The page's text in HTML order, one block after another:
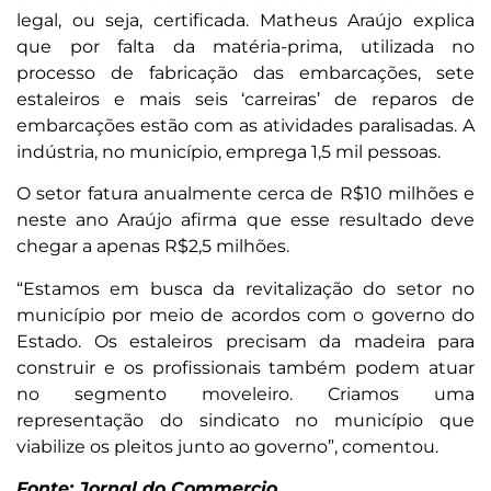
legal, ou seja, certificada. Matheus Araújo explica
que por falta da matéria-prima, utilizada no
processo de fabricação das embarcações, sete
estaleiros e mais seis ‘carreiras’ de reparos de
embarcações estão com as atividades paralisadas. A
indústria, no município, emprega 1,5 mil pessoas.
O setor fatura anualmente cerca de R$10 milhões e
neste ano Araújo afirma que esse resultado deve
chegar a apenas R$2,5 milhões.
“Estamos em busca da revitalização do setor no
município por meio de acordos com o governo do
Estado. Os estaleiros precisam da madeira para
construir e os profissionais também podem atuar
no segmento moveleiro. Criamos uma
representação do sindicato no município que
viabilize os pleitos junto ao governo”, comentou.